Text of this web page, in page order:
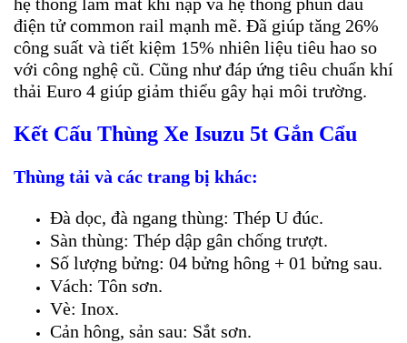
điện tử common rail mạnh mẽ. Đã giúp tăng 26%
công suất và tiết kiệm 15% nhiên liệu tiêu hao so
với công nghệ cũ. Cũng như đáp ứng tiêu chuẩn khí
thải Euro 4 giúp giảm thiểu gây hại môi trường.
Kết Cấu Thùng Xe Isuzu 5t Gắn Cẩu
Thùng tải và các trang bị khác:
Đà dọc, đà ngang thùng: Thép U đúc.
Sàn thùng: Thép dập gân chống trượt.
Số lượng bửng: 04 bửng hông + 01 bửng sau.
Vách: Tôn sơn.
Vè: Inox.
Cản hông, sản sau: Sắt sơn.